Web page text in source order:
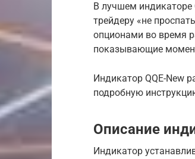
В лучшем индикаторе
трейдеру «не
опционами во время
показывающие
Индикатор QQE-New
подробную
Описание
Индикатор